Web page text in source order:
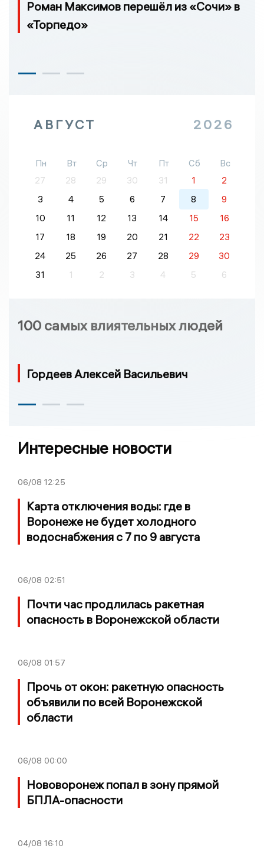
Роман Максимов перешёл из «Сочи» в
«Торпедо»
АВГУСТ 2026
Пн Вт Ср Чт Пт Сб
Вс
27
28 29 30 31 1
2
3
4 5 6 7 8
9
10
11 12 13 14 15
16
17
18 19 20 21 22
23
24
25 26 27 28 29
30
31
1 2 3 4 5 6
100 самых влиятельных людей
Гордеев Алексей Васильевич
Интересные новости
06/08 12:25
Карта отключения воды: где в
Воронеже не будет холодного
водоснабжения с 7 по 9 августа
06/08 02:51
Почти час продлилась ракетная
опасность в Воронежской области
06/08 01:57
Прочь от окон: ракетную опасность
объявили по всей Воронежской
области
06/08 00:00
Нововоронеж попал в зону прямой
БПЛА-опасности
04/08 16:10